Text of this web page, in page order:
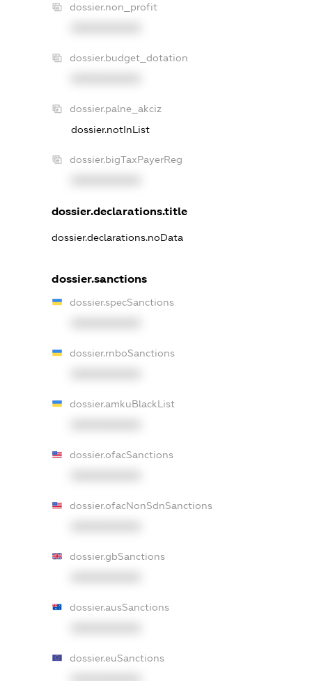
dossier.non_profit
dossier.budget_dotation
dossier.palne_akciz
dossier.notInList
dossier.bigTaxPayerReg
dossier.declarations.title
dossier.declarations.noData
dossier.sanctions
dossier.specSanctions
dossier.rnboSanctions
dossier.amkuBlackList
dossier.ofacSanctions
dossier.ofacNonSdnSanctions
dossier.gbSanctions
dossier.ausSanctions
dossier.euSanctions